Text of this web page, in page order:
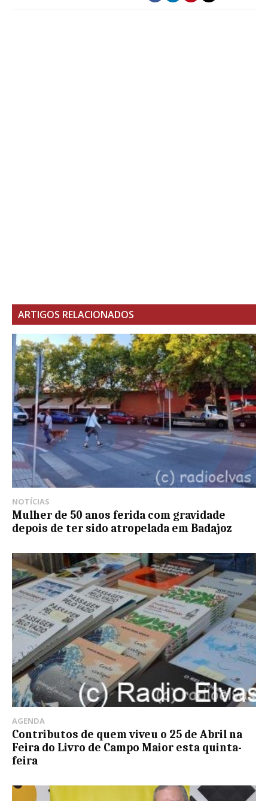
ARTIGOS RELACIONADOS
NOTÍCIAS
Mulher de 50 anos ferida com gravidade
depois de ter sido atropelada em Badajoz
AGENDA
Contributos de quem viveu o 25 de Abril na
Feira do Livro de Campo Maior esta quinta-
feira